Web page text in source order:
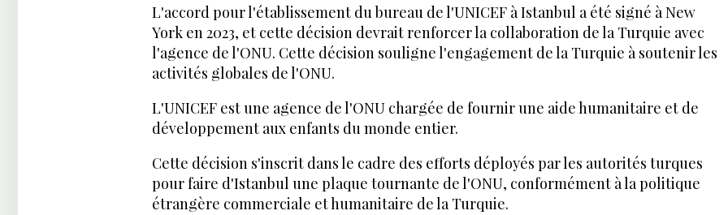
L'accord pour l'établissement du bureau de l'UNICEF à Istanbul a été signé à New
York en 2023, et cette décision devrait renforcer la collaboration de la Turquie avec
l'agence de l'ONU. Cette décision souligne l'engagement de la Turquie à soutenir les
activités globales de l'ONU.
L'UNICEF est une agence de l'ONU chargée de fournir une aide humanitaire et de
développement aux enfants du monde entier.
Cette décision s'inscrit dans le cadre des efforts déployés par les autorités turques
pour faire d'Istanbul une plaque tournante de l'ONU, conformément à la politique
étrangère commerciale et humanitaire de la Turquie.